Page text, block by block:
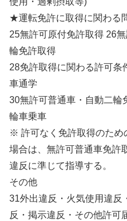
★運転免許に取得に関わる
25無許可原付免許取得 26
輪免許取得
28免許取得に関わる許可条
車通学
30無許可普通車・自動二輪
輪車乗車
※ 許可なく免許取得のため
場合は、無許可普通車免許
違反に準じて指導する。
その他
31外出違反・火気使用違反
反・掲示違反・その他許可